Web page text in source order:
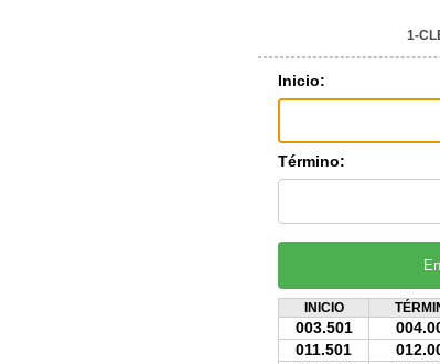
1-
Inicio:
Término:
INICIO
003.501
011.501